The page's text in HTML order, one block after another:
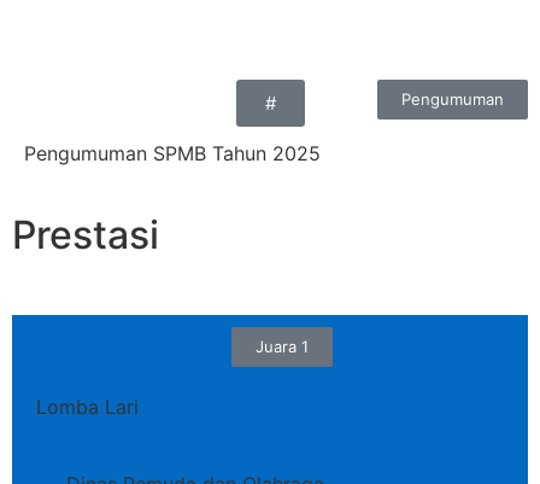
Pengumuman
#
Pengumuman SPMB Tahun 2025
Prestasi
Juara 1
Lomba Lari